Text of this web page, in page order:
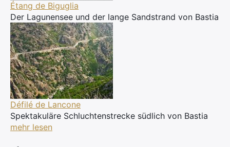
Étang de Biguglia
Der Lagunensee und der lange Sandstrand von Bastia
Défilé de Lancone
Spektakuläre Schluchtenstrecke südlich von Bastia
mehr lesen